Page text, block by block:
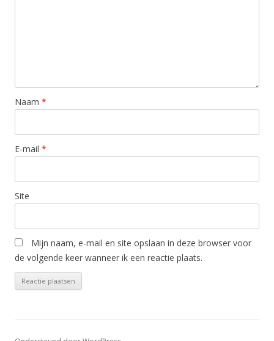
Naam *
E-mail *
Site
Mijn naam, e-mail en site opslaan in deze browser voor
de volgende keer wanneer ik een reactie plaats.